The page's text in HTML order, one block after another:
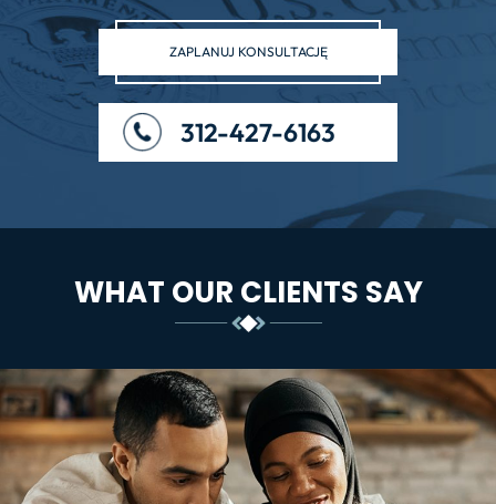
ZAPLANUJ KONSULTACJĘ
312-427-6163
WHAT OUR CLIENTS SAY